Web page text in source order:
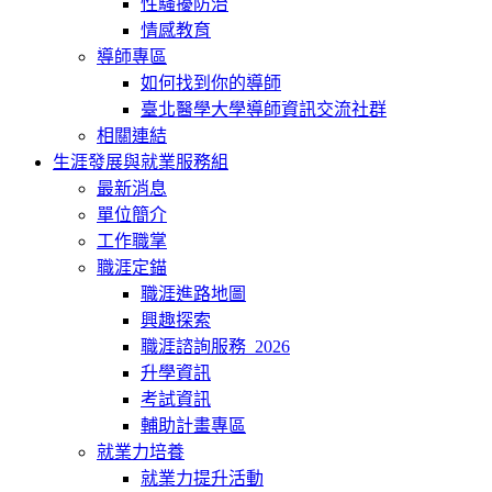
情感教育
導師專區
如何找到你的導師
臺北醫學大學導師資訊交流社群
相關連結
生涯發展與就業服務組
最新消息
單位簡介
工作職掌
職涯定錨
職涯進路地圖
興趣探索
職涯諮詢服務_2026
升學資訊
考試資訊
輔助計畫專區
就業力培養
就業力提升活動